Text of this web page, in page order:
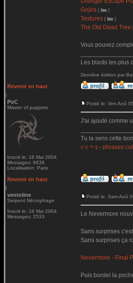
Gojira [ bio ]
Textures [ bio ]
The Old Dead Tree
Vous pouvez
Les blasts les plus
Dernière édition par
Revenir en haut
PoC
Master of puppets
Inscrit le: 16 Mai 2004
Messages: 6636
Localisation: Paris
Posté le: Ven Aoû
J'ai ajouté comme
Tu la sens cette
© € ™ $ - phrases
Revenir en haut
ventoline
Serpent Nécrophage
Inscrit le: 16 Mai 2004
Messages: 2533
Posté le: Sam Aoû
Le Nevermore
Sans surprises
Sans surprises ça
Nevermore - Final
Puis bordel la